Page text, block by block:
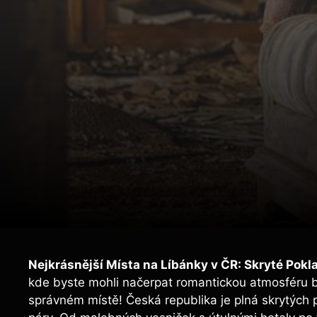
Nejkrásnější​ Místa na Líbánky ⁢v ČR: Skryté
kde byste mohli načerpat romantickou
správném místě! Česká republika ⁢je plná